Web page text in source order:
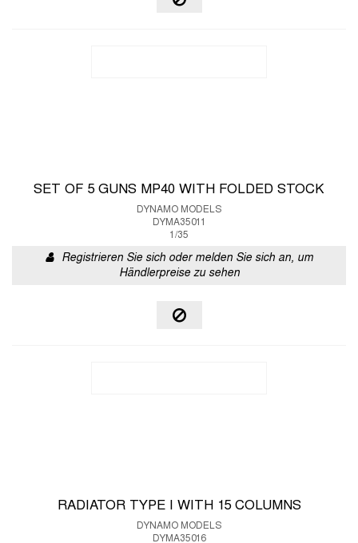
SET OF 5 GUNS MP40 WITH FOLDED STOCK
DYNAMO MODELS
DYMA35011
1/35
Registrieren Sie sich oder melden Sie sich an, um
Händlerpreise zu sehen
RADIATOR TYPE I WITH 15 COLUMNS
DYNAMO MODELS
DYMA35016